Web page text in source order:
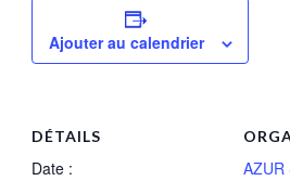
Ajouter au calendrier
DÉTAILS
Date :
AZUR